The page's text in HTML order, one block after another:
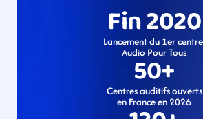
Fin 2020
Lancement du 1er centre
Audio Pour Tous
50+
Centres auditifs ouverts
en France en 2026